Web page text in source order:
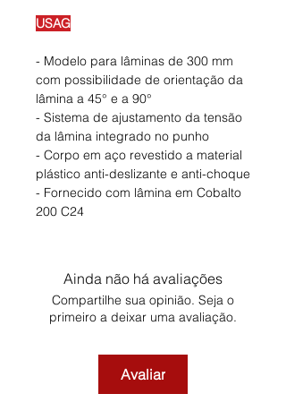
USAG
- Modelo para lâminas de 300 mm
com possibilidade de orientação da
lâmina a 45° e a 90°
- Sistema de ajustamento da tensão
da lâmina integrado no punho
- Corpo em aço revestido a material
plástico anti-deslizante e anti-choque
- Fornecido com lâmina em Cobalto
200 C24
Ainda não há avaliações
Compartilhe sua opinião. Seja o
primeiro a deixar uma avaliação.
Avaliar